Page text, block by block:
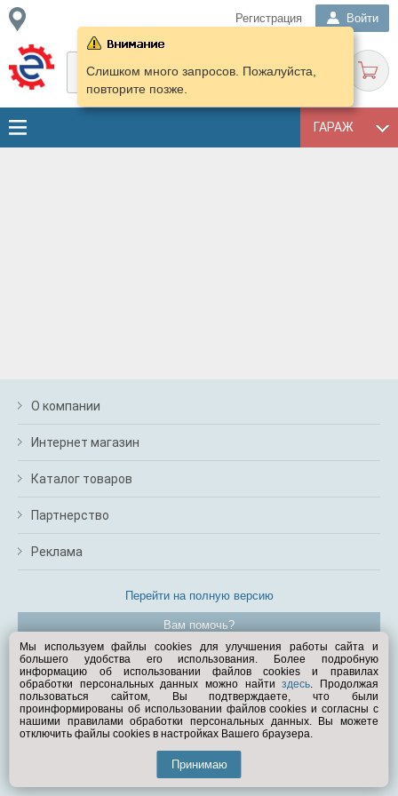
Регистрация Войти
ГАРАЖ
Слишком много запросов. Пожалуйста,
повторите позже.
О компании
Интернет магазин
Каталог товаров
Партнерство
Реклама
Перейти на полную версию
Вам помочь?
© Exist.ru 1998—2026
Мы используем файлы cookies для улучшения работы сайта и
большего удобства его использования. Более подробную
информацию об использовании файлов cookies и правилах
обработки персональных данных можно найтиздесь. Продолжая
пользоваться сайтом, Вы подтверждаете, что были
проинформированы об использовании файлов cookies и согласны с
нашими правилами обработки персональных данных. Вы можете
отключить файлы cookies в настройках Вашего браузера.
Принимаю